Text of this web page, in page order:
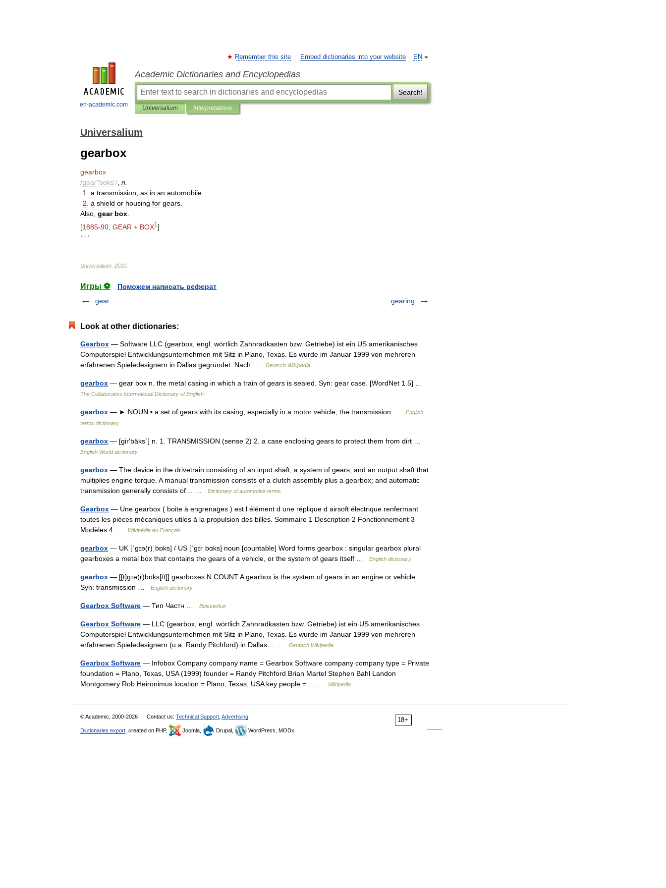
en-academic.com
EN
Remember this site Embed dictionaries into your website
Academic Dictionaries and Encyclopedias
Search!
Universalium Interpretations
Universalium
gearbox
gearbox
/gear"boks'/ n
1
a transmission as in an automobile
2 a shield or housing for gears
Also gear box
[1885-90; GEAR + BOX1 ]
* * *
Universalium 2010
Игры ⚽
Поможем написать реферат
gear
gearing
Look at other dictionaries:
Gearbox — Software LLC (gearbox, engl. wörtlich Zahnradkasten bzw. Getriebe) ist ein US amerikanisches
Computerspiel Entwicklungsunternehmen mit Sitz in Plano, Texas. Es wurde im Januar 1999 von mehreren
erfahrenen Spieledesignern in Dallas gegründet. Nach …
Deutsch Wikipedia
gearbox — gear box n. the metal casing in which a train of gears is sealed. Syn: gear case. [WordNet 1.5] …
The Collaborative International Dictionary of English
gearbox — ► NOUN ▪ a set of gears with its casing, especially in a motor vehicle; the transmission …
English
terms dictionary
gearbox — [gir′bäks΄] n. 1. TRANSMISSION (sense 2) 2. a case enclosing gears to protect them from dirt …
English World dictionary
gearbox — The device in the drivetrain consisting of an input shaft, a system of gears, and an output shaft that
multiplies engine torque. A manual transmission consists of a clutch assembly plus a gearbox; and automatic
transmission generally consists of… …
Dictionary of automotive terms
Gearbox — Une gearbox ( boite à engrenages ) est l élément d une réplique d airsoft électrique renfermant
toutes les pièces mécaniques utiles à la propulsion des billes. Sommaire 1 Description 2 Fonctionnement 3
Modèles 4 …
Wikipédia en Français
gearbox — UK [ˈɡɪə(r)ˌbɒks] / US [ˈɡɪrˌbɑks] noun [countable] Word forms gearbox : singular gearbox plural
gearboxes a metal box that contains the gears of a vehicle, or the system of gears itself …
English dictionary
gearbox — [[t]gɪ͟ə(r)bɒks[/t]] gearboxes N COUNT A gearbox is the system of gears in an engine or vehicle.
Syn: transmission …
English dictionary
Gearbox Software — Тип Частн … Википедия
Gearbox Software — LLC (gearbox, engl. wörtlich Zahnradkasten bzw. Getriebe) ist ein US amerikanisches
Computerspiel Entwicklungsunternehmen mit Sitz in Plano, Texas. Es wurde im Januar 1999 von mehreren
erfahrenen Spieledesignern (u.a. Randy Pitchford) in Dallas… …
Deutsch Wikipedia
Gearbox Software — Infobox Company company name = Gearbox Software company company type = Private
foundation = Plano, Texas, USA (1999) founder = Randy Pitchford Brian Martel Stephen Bahl Landon
Montgomery Rob Heironimus location = Plano, Texas, USA key people =… …
Wikipedia
18+
© Academic, 2000-2026 Contact us: Technical Support Advertising
Dictionaries export , created on PHP, Joomla, Drupal, WordPress, MODx.